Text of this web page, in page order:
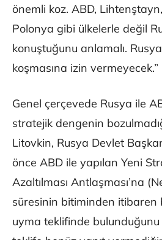
önemli koz. ABD,
Polonya gibi ülkelerle değil
konuştuğunu anlamalı.
koşmasına izin
Genel çerçevede Rusya ile
stratejik dengenin
Litovkin, Rusya Devlet
önce ABD ile yapılan Yeni
Azaltılması Antlaşması’na
süresinin bitiminden itibaren
uyma teklifinde bulunduğunu